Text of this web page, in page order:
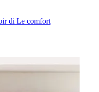
di Le comfort